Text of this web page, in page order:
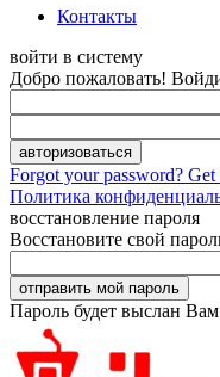
Контакты
войти в систему
Добро пожаловать!
Forgot your password? Get
Политика
восстановление пароля
Восстановите свой
Пароль будет выслан